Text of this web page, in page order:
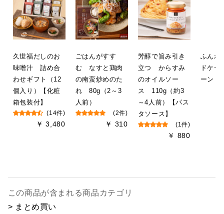
久世福だしのお
味噌汁 詰め合
わせギフト（12
個入り）【化粧
箱包装付】
(14件)
￥ 3,480
ごはんがすす
む なすと鶏肉
の南蛮炒めのた
れ 80g（2～3
人前）
(2件)
￥ 310
芳醇で旨み引き
立つ からすみ
のオイルソー
ス 110g（約3
～4人前）【パス
タソース】
(1件)
￥ 880
ふんわ
ドケ
ーン
この商品が含まれる商品カテゴリ
> まとめ買い